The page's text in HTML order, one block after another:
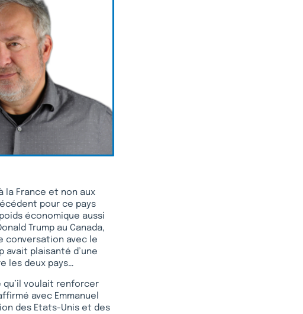
la France et non aux
pour ce pays
économique aussi
Trump au Canada,
conversation avec le
avait plaisanté d’une
les deux pays…
qu’il voulait renforcer
avec Emmanuel
des Etats-Unis et des